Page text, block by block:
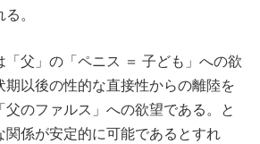
。
父」の「ペニス ＝ 子ども」への欲
以後の性的な直接性からの離陸を
のファルス」への欲望である。と
関係が安定的に可能であるとすれ